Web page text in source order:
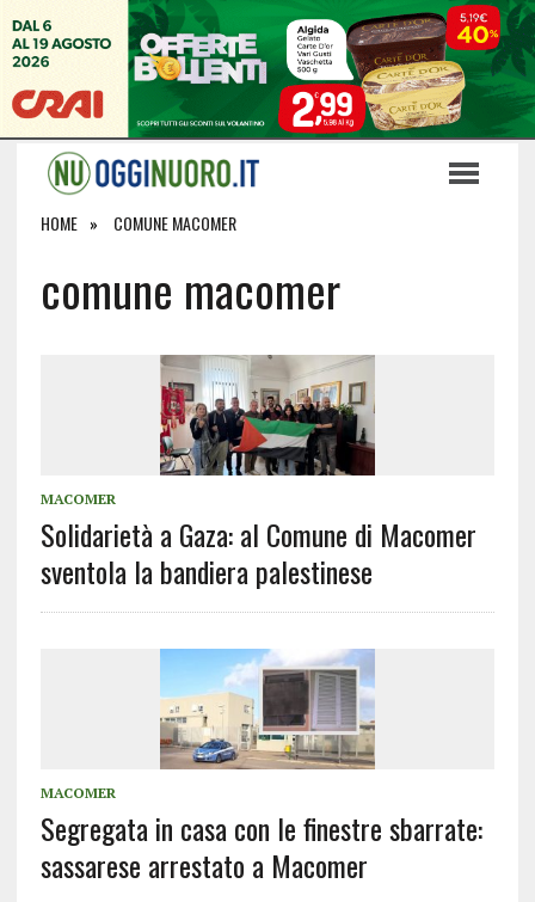
HOME COMUNE MACOMER
comune macomer
MACOMER
Solidarietà a Gaza: al Comune di Macomer
sventola la bandiera palestinese
MACOMER
Segregata in casa con le finestre sbarrate:
sassarese arrestato a Macomer